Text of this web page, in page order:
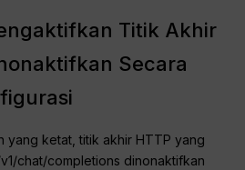
Titik Akhir
Secara
yang ketat, titik akhir HTTP yang
chat/completions dinonaktifkan